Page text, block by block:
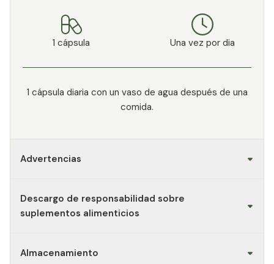
1 cápsula Una vez por dia
1 cápsula diaria con un vaso de agua después de una
comida.
Advertencias
Descargo de responsabilidad sobre
suplementos alimenticios
Almacenamiento